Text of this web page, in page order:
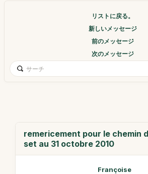
リストに戻る。
新しいメッセージ
前のメッセージ
次のメッセージ
remericement pour le chemin
set au 31 octobre 2010
Françoise